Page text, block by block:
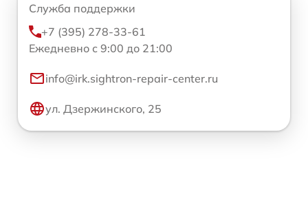
Служба поддержки
+7 (395) 278-33-61
Ежедневно с 9:00 до 21:00
info@irk.sightron-repair-center.ru
ул. Дзержинского, 25